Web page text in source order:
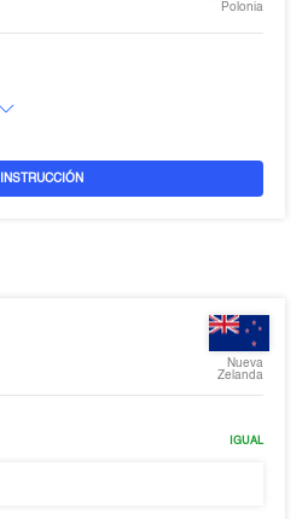
Polonia
INSTRUCCIÓN
Nueva
Zelanda
IGUAL